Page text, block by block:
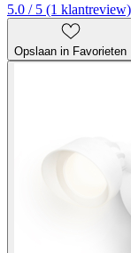
5.0 / 5 (1 klantreview)
Opslaan in Favorieten